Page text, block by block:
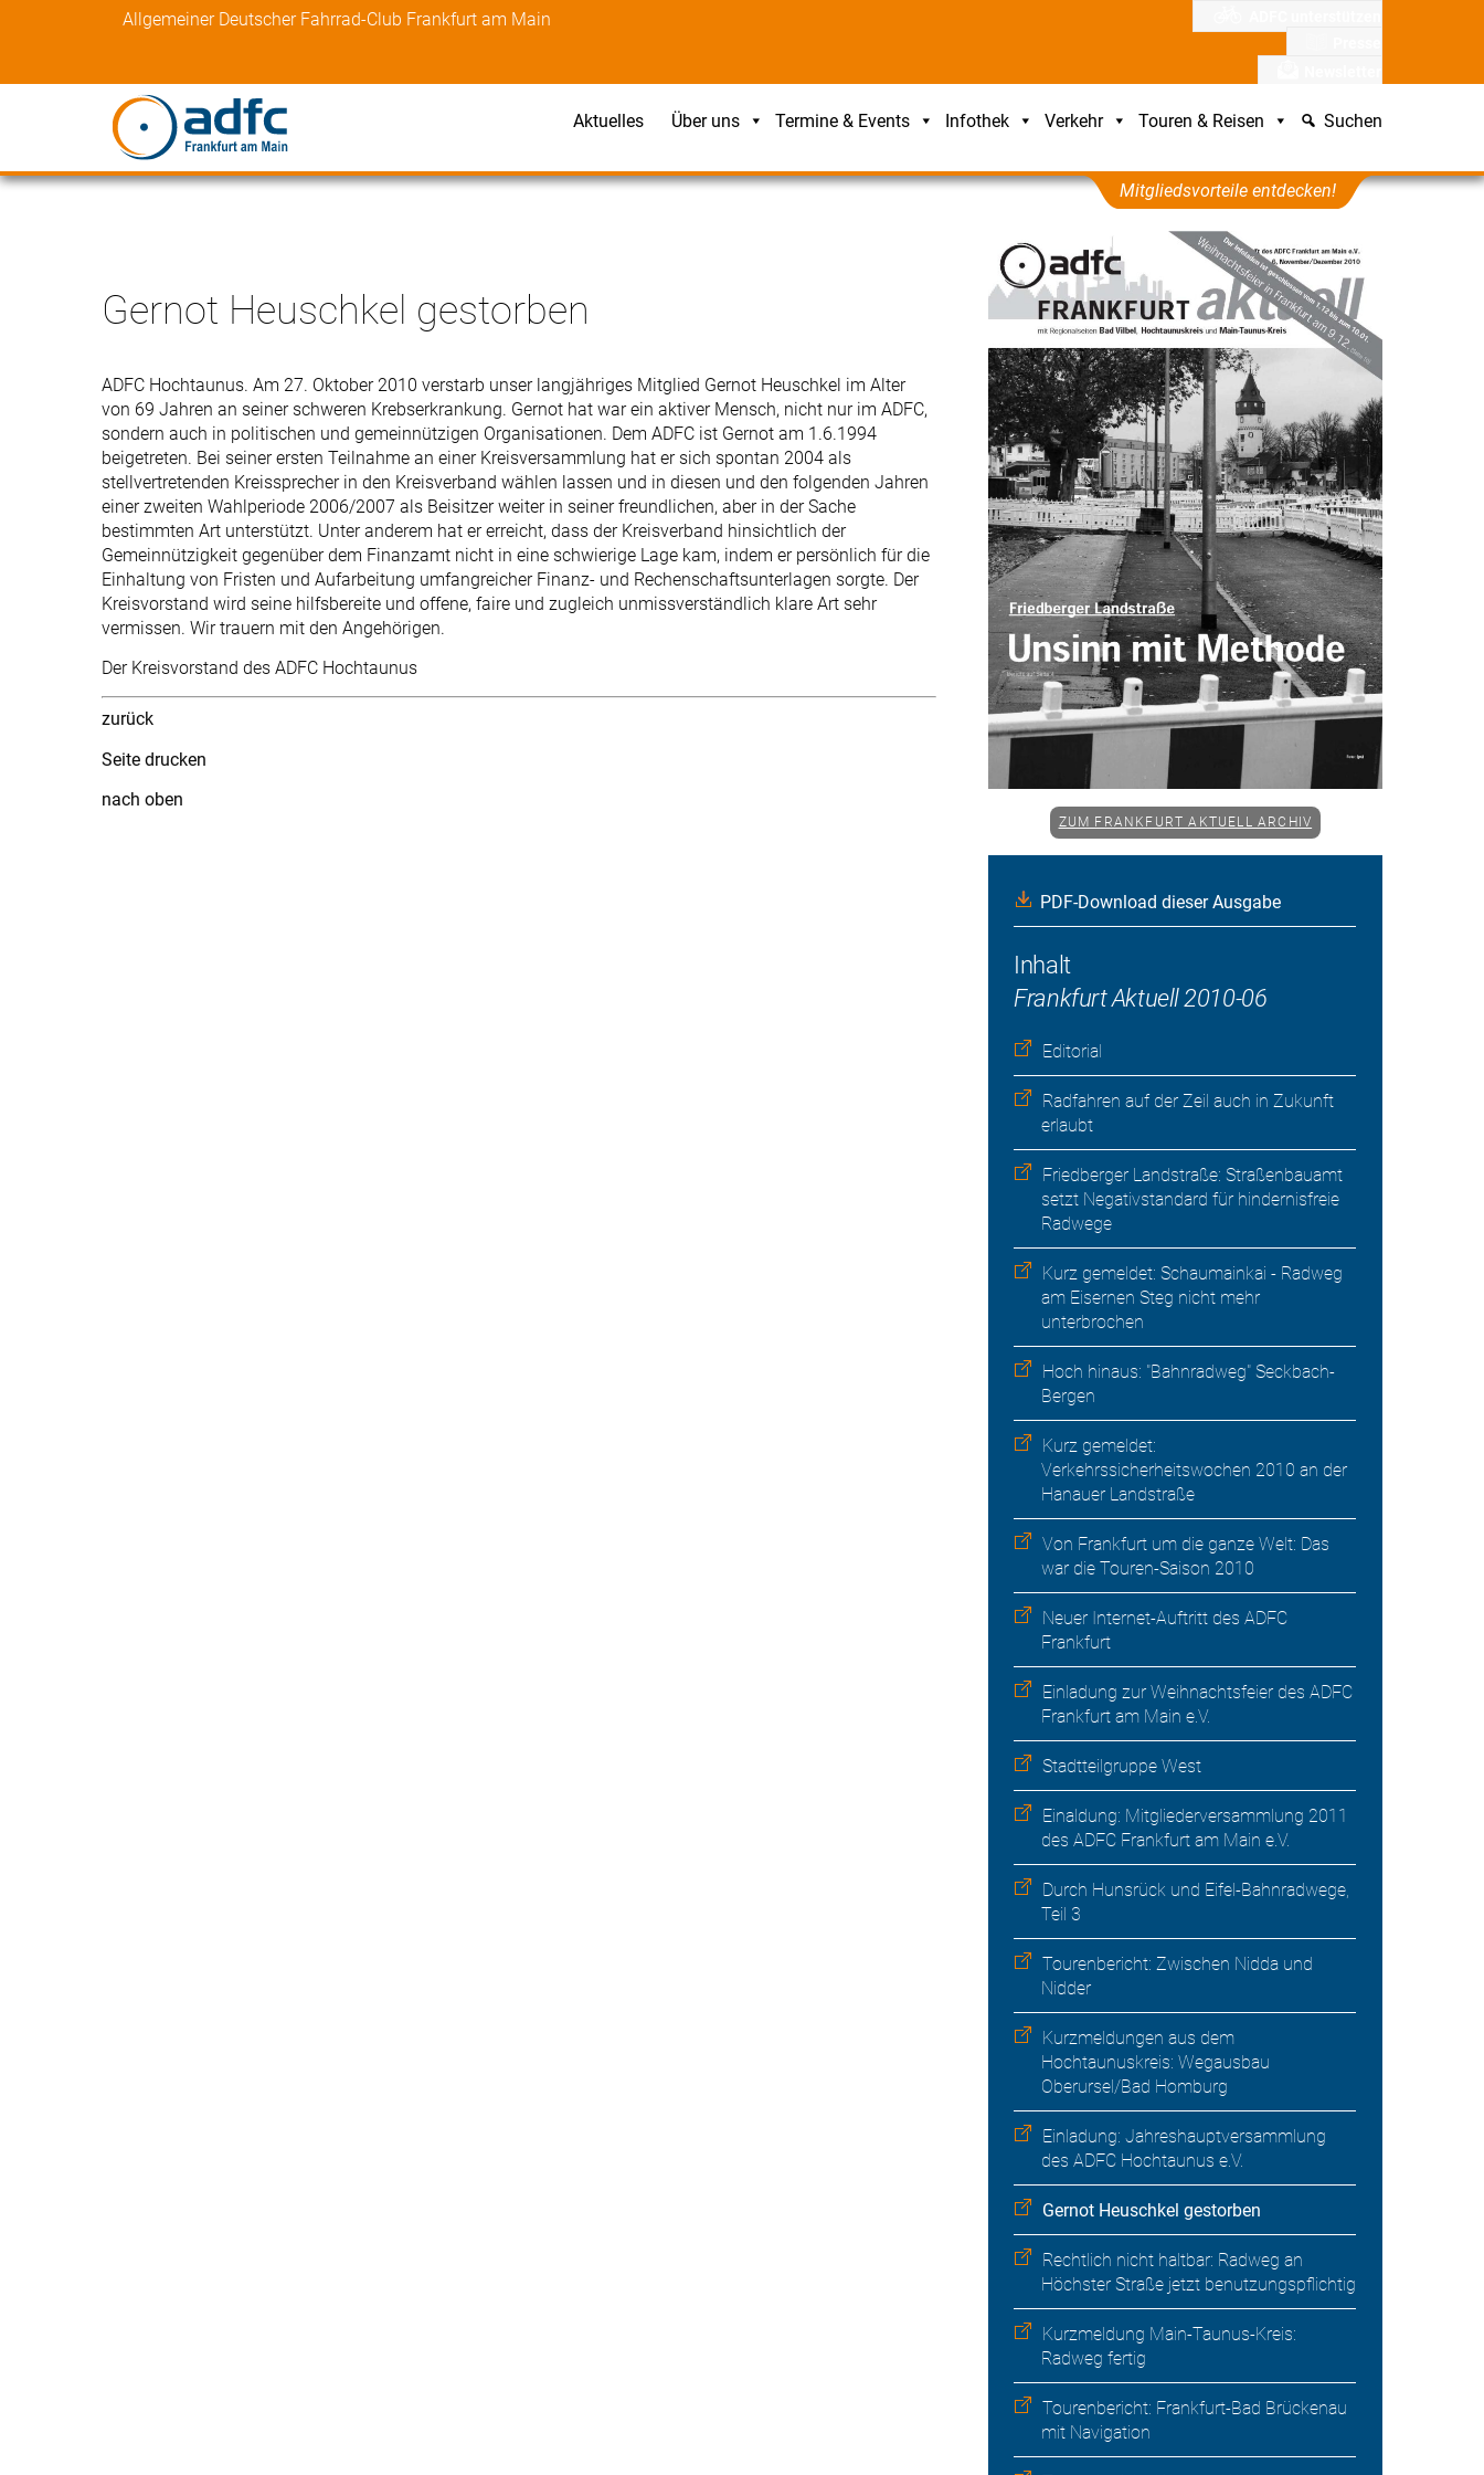
Allgemeiner Deutscher Fahrrad-Club Frankfurt am Main
Aktuelles Über uns Termine & Events Infothek Verkehr Touren & Reisen Suchen
Mitgliedsvorteile entdecken!
Gernot Heuschkel gestorben
ADFC Hochtaunus. Am 27. Oktober 2010 verstarb unser langjähriges Mitglied Gernot Heuschkel im Alter
von 69 Jahren an seiner schweren Krebserkrankung. Gernot hat war ein aktiver Mensch, nicht nur im ADFC,
sondern auch in politischen und gemeinnützigen Organisationen. Dem ADFC ist Gernot am 1.6.1994
beigetreten. Bei seiner ersten Teilnahme an einer Kreisversammlung hat er sich spontan 2004 als
stellvertretenden Kreissprecher in den Kreisverband wählen lassen und in diesen und den folgenden Jahren
einer zweiten Wahlperiode 2006/2007 als Beisitzer weiter in seiner freundlichen, aber in der Sache
bestimmten Art unterstützt. Unter anderem hat er erreicht, dass der Kreisverband hinsichtlich der
Gemeinnützigkeit gegenüber dem Finanzamt nicht in eine schwierige Lage kam, indem er persönlich für die
Einhaltung von Fristen und Aufarbeitung umfangreicher Finanz- und Rechenschaftsunterlagen sorgte. Der
Kreisvorstand wird seine hilfsbereite und offene, faire und zugleich unmissverständlich klare Art sehr
vermissen. Wir trauern mit den Angehörigen.
Der Kreisvorstand des ADFC Hochtaunus
zurück
Seite drucken
nach oben
ZUM FRANKFURT AKTUELL ARCHIV
PDF-Download dieser Ausgabe
Inhalt
Frankfurt Aktuell 2010-06
Editorial
Radfahren auf der Zeil auch in Zukunft
erlaubt
Friedberger Landstraße: Straßenbauamt
setzt Negativstandard für hindernisfreie
Radwege
Kurz gemeldet: Schaumainkai - Radweg
am Eisernen Steg nicht mehr
unterbrochen
Hoch hinaus: "Bahnradweg" Seckbach-
Bergen
Kurz gemeldet:
Verkehrssicherheitswochen 2010 an der
Hanauer Landstraße
Von Frankfurt um die ganze Welt: Das
war die Touren-Saison 2010
Neuer Internet-Auftritt des ADFC
Frankfurt
Einladung zur Weihnachtsfeier des ADFC
Frankfurt am Main e.V.
Stadtteilgruppe West
Einaldung: Mitgliederversammlung 2011
des ADFC Frankfurt am Main e.V.
Durch Hunsrück und Eifel-Bahnradwege,
Teil 3
Tourenbericht: Zwischen Nidda und
Nidder
Kurzmeldungen aus dem
Hochtaunuskreis: Wegausbau
Oberursel/Bad Homburg
Einladung: Jahreshauptversammlung
des ADFC Hochtaunus e.V.
Gernot Heuschkel gestorben
Rechtlich nicht haltbar: Radweg an
Höchster Straße jetzt benutzungspflichtig
Kurzmeldung Main-Taunus-Kreis:
Radweg fertig
Tourenbericht: Frankfurt-Bad Brückenau
mit Navigation